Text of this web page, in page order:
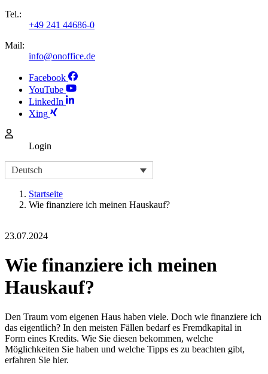
Tel.:
+49 241 44686-0
Mail:
info@onoffice.de
Facebook
YouTube
LinkedIn
Xing
Login
Deutsch
Startseite
Wie finanziere ich meinen Hauskauf?
23.07.2024
Wie finanziere ich meinen
Hauskauf?
Den Traum vom eigenen Haus haben viele. Doch wie finanziere ich
das eigentlich? In den meisten Fällen bedarf es Fremdkapital in
Form eines Kredits. Wie Sie diesen bekommen, welche
Möglichkeiten Sie haben und welche Tipps es zu beachten gibt,
erfahren Sie hier.